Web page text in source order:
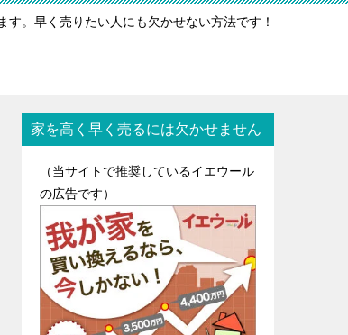
す。早く売りたい人にも欠かせない方法です！
家を高く早く売るには欠かせません
（当サイトで推奨しているイエウール
の広告です）